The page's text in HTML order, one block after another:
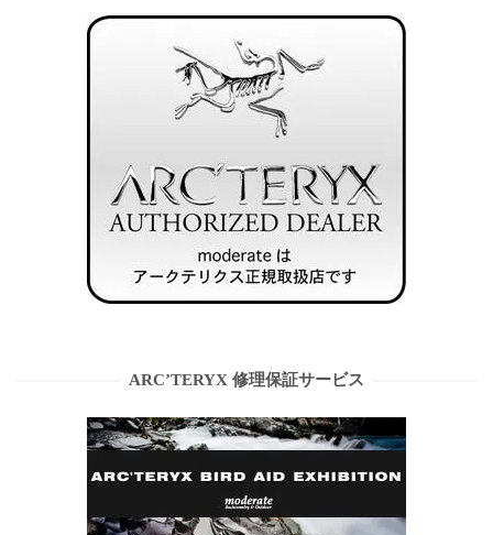
ARC’TERYX 修理保証サービス